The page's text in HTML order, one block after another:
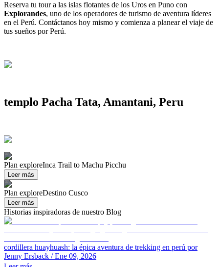
Reserva tu tour a las islas flotantes de los Uros en Puno con
Explorandes, uno de los operadores de turismo de aventura líderes
en el Perú. Contáctanos hoy mismo y comienza a planear el viaje de
tus sueños por Perú.
templo Pacha Tata, Amantani, Peru
Plan exploreInca Trail to Machu Picchu
Leer más
Plan exploreDestino Cusco
Leer más
Historias inspiradoras de nuestro Blog
cordillera huayhuash: la épica aventura de trekking en perú por
Jenny Ersback / Ene 09, 2026